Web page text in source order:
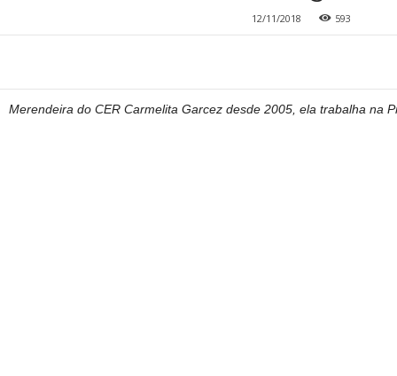
12/11/2018 593
Merendeira do CER Carmelita Garcez desde 2005, ela trabalha na